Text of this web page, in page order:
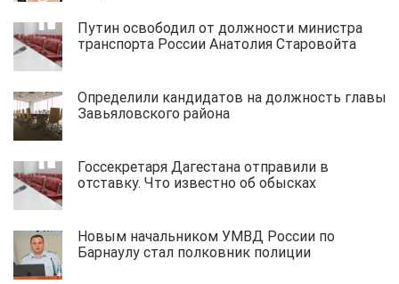
Путин освободил от должности министра
транспорта России Анатолия Старовойта
Определили кандидатов на должность главы
Завьяловского района
Госсекретаря Дагестана отправили в
отставку. Что известно об обысках
Новым начальником УМВД России по
Барнаулу стал полковник полиции